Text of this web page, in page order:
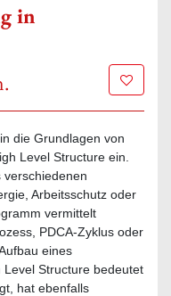
in
Zur
die Grundlagen von
Level Structure ein.
verschiedenen
Arbeitsschutz oder
vermittelt
PDCA-Zyklus oder
eines
Level Structure bedeutet
hat ebenfalls